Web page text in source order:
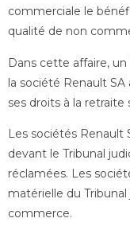
commerciale le
qualité de non
Dans cette affaire,
la société Renault
ses droits à la
Les sociétés Renault
devant le Tribunal
réclamées. Les
matérielle du
commerce.